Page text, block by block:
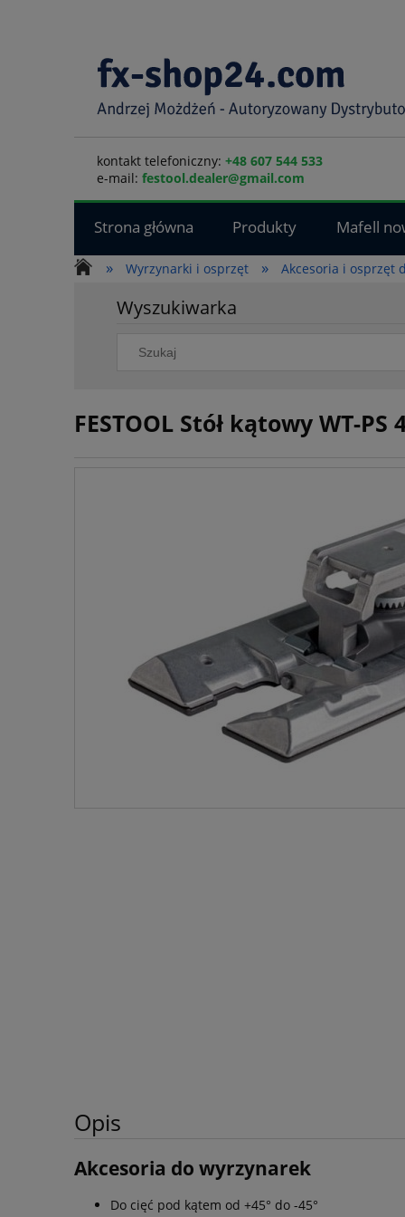
kontakt telefoniczny: +48 607 544 533
e-mail: festool.dealer@gmail.com
Strona główna Produkty
Mafell
»
Wyrzynarki i osprzęt » Akcesoria i osprzęt
Wyszukiwarka
FESTOOL Stół kątowy WT-PS
Opis
Akcesoria do wyrzynarek
Do cięć pod kątem od +45° do -45°